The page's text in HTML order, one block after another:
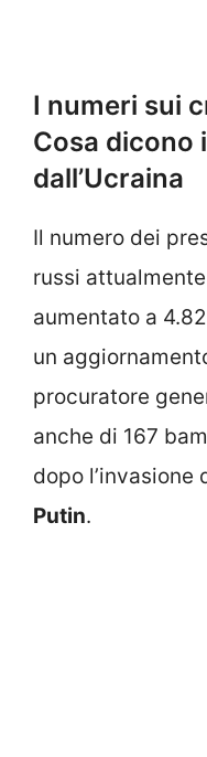
I numeri sui
Cosa dicono
dall’Ucraina
Il numero dei
russi
aumentato a
un
procuratore
anche di 167
dopo l’invasione
Putin.